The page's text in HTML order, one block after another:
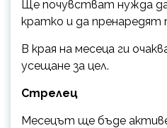
Ще почувстват нужда
кратко и да
В края на месеца ги
усещане за цел.
Стрелец
Месецът ще бъде